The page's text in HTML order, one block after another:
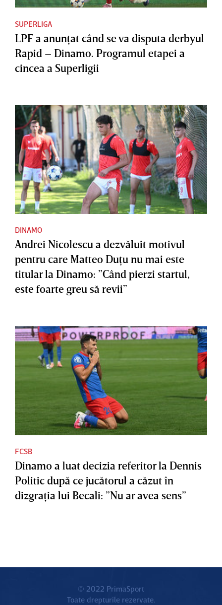
SUPERLIGA
LPF a anunţat când se va disputa derbyul
Rapid – Dinamo. Programul etapei a
cincea a Superligii
DINAMO
Andrei Nicolescu a dezvăluit motivul
pentru care Matteo Duţu nu mai este
titular la Dinamo: ”Când pierzi startul,
este foarte greu să revii”
FCSB
Dinamo a luat decizia referitor la Dennis
Politic după ce jucătorul a căzut în
dizgraţia lui Becali: ”Nu ar avea sens”
© 2022 PrimaSport
Toate drepturile rezervate.